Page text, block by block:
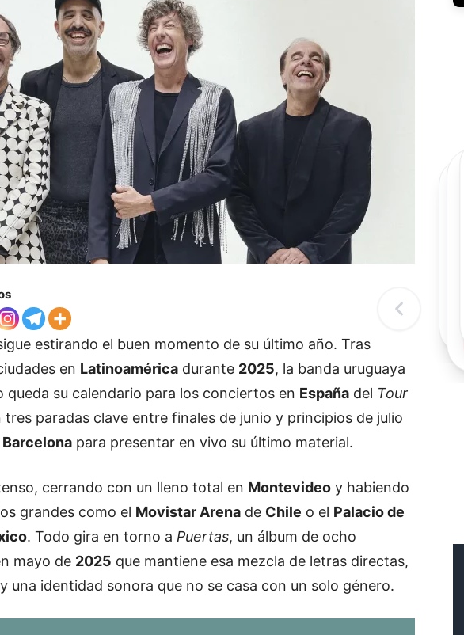
estirando el buen momento de su último año. Tras
en Latinoamérica durante 2025, la banda uruguaya
su calendario para los conciertos en España del Tour
tres paradas clave entre finales de junio y principios de julio
Barcelona para presentar en vivo su último material.
cerrando con un lleno total en Montevideo y habiendo
grandes como el Movistar Arena de Chile o el Palacio de
. Todo gira en torno a Puertas, un álbum de ocho
mayo de 2025 que mantiene esa mezcla de letras directas,
una identidad sonora que no se casa con un solo género.